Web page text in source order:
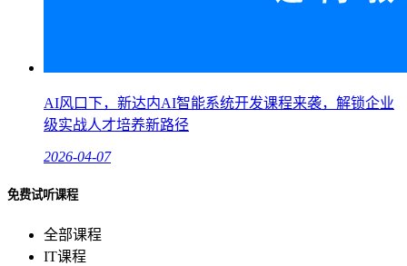
AI风口下，新达内AI智能系统开发课程来袭，解锁企业
级实战人才培养新路径
2026-04-07
免费试听课程
全部课程
IT课程